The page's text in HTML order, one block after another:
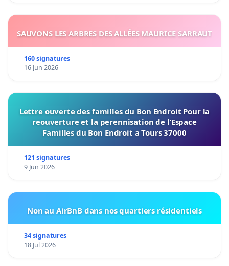
SAUVONS LES ARBRES DES ALLÉES MAURICE SARRAUT
160 signatures
16 Jun 2026
Lettre ouverte des familles du Bon Endroit Pour la
reouverture et la perennisation de l’Espace
Familles du Bon Endroit a Tours 37000
121 signatures
9 Jun 2026
Non au AirBnB dans nos quartiers résidentiels
34 signatures
18 Jul 2026